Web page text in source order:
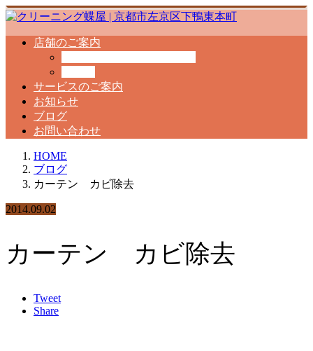
店舗のご案内
サービスのご案内
お知らせ
ブログ
お問い合わせ
HOME
ブログ
カーテン カビ除去
2014.09.02
カーテン カビ除去
Tweet
Share